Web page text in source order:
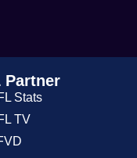
Partner
Stats
TV